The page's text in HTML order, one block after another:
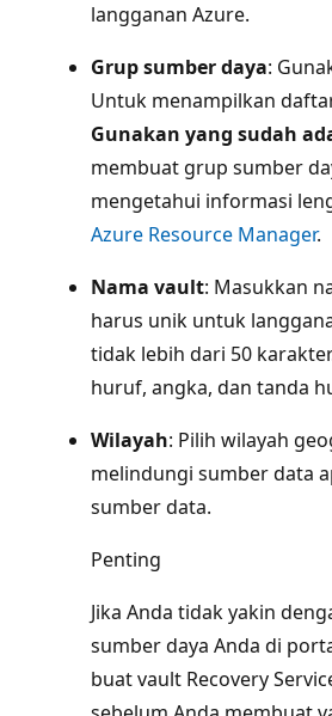
langganan Azure.
Grup sumber daya:
Untuk menampilkan
Gunakan yang sudah
membuat grup sumber
mengetahui informasi
Azure Resource Manager.
Nama vault: Masukkan
harus unik untuk
tidak lebih dari 50
huruf, angka, dan tanda
Wilayah: Pilih wilayah
melindungi sumber data
sumber data.
Penting
Jika Anda tidak yakin
sumber daya Anda di
buat vault Recovery